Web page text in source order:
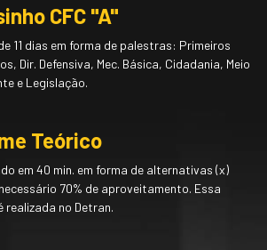
CFC "A"
11 dias em forma de palestras: Primeiros
Dir. Defensiva, Mec. Básica, Cidadania, Meio
e Legislação.
Teórico
em 40 min. em forma de alternativas (x)
70% de aproveitamento. Essa
realizada no Detran.